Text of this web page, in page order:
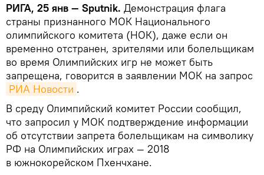
РИГА, 25 янв — Sputnik. Демонстрация флага
страны признанного МОК Национального
олимпийского комитета (НОК), даже если он
временно отстранен, зрителями или болельщикам
во время Олимпийских игр не может быть
запрещена, говорится в заявлении МОК на запрос
РИА Новости .
В среду Олимпийский комитет России сообщил,
что запросил у МОК подтверждение информации
об отсутствии запрета болельщикам на символику
РФ на Олимпийских играх — 2018
в южнокорейском Пхенчхане.